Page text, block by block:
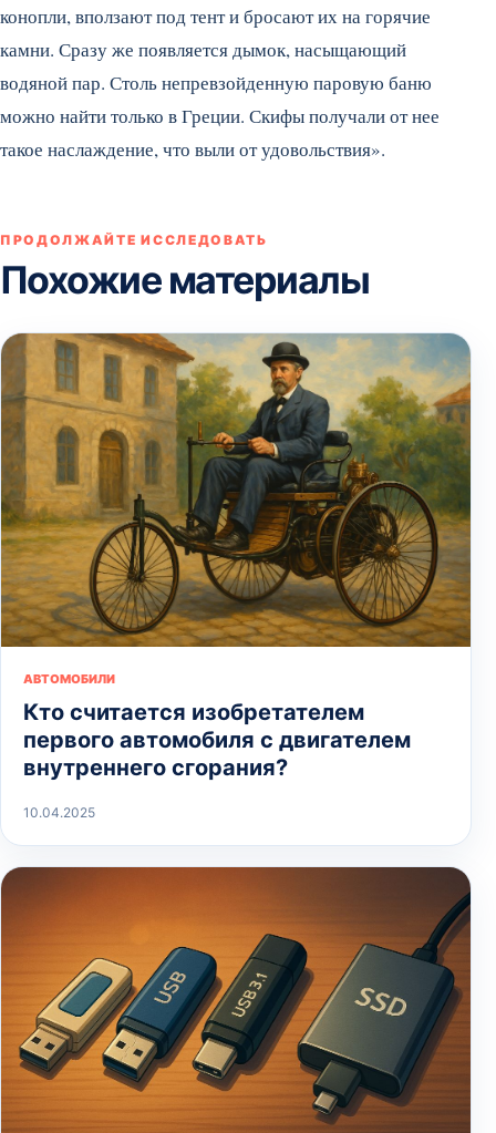
конопли, вползают под тент и бросают их на горячие
камни. Сразу же появляется дымок, насыщающий
водяной пар. Столь непревзойденную паровую баню
можно найти только в Греции. Скифы получали от нее
такое наслаждение, что выли от удовольствия».
ПРОДОЛЖАЙТЕ ИССЛЕДОВАТЬ
Похожие материалы
АВТОМОБИЛИ
Кто считается изобретателем
первого автомобиля с двигателем
внутреннего сгорания?
10.04.2025